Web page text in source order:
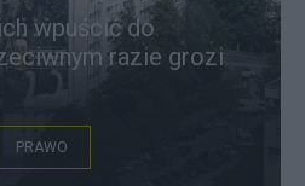
wpuścić do
razie grozi
PRAWO